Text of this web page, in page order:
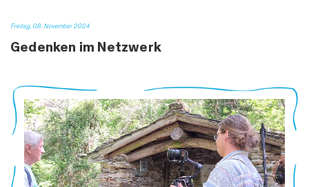
Freitag, 08. November 2024
Gedenken im Netzwerk